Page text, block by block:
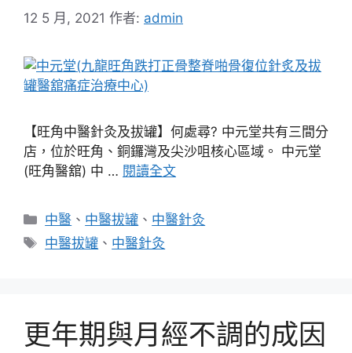
12 5 月, 2021 作者: admin
【旺角中醫針灸及拔罐】何處尋? 中元堂共有三間分
店，位於旺角、銅鑼灣及尖沙咀核心區域。 中元堂
(旺角醫舘) 中 … 閱讀全文
分
類
中醫 、 中醫拔罐 、 中醫針灸
標
中醫拔罐 、 中醫針灸
更年期與月經不調的成因